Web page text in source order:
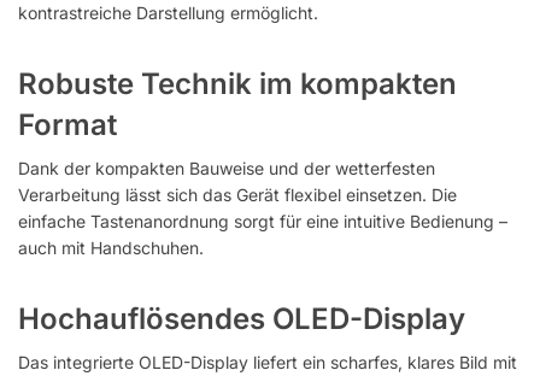
kontrastreiche Darstellung ermöglicht.
Robuste Technik im kompakten
Format
Dank der kompakten Bauweise und der wetterfesten
Verarbeitung lässt sich das Gerät flexibel einsetzen. Die
einfache Tastenanordnung sorgt für eine intuitive Bedienung –
auch mit Handschuhen.
Hochauflösendes OLED-Display
Das integrierte OLED-Display liefert ein scharfes, klares Bild mit